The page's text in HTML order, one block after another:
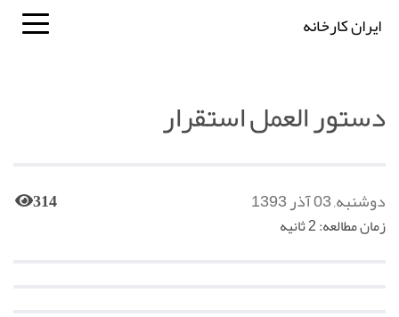
ایران کارخانه
دستور العمل استقرار
دوشنبه, 03 آذر 1393 314
زمان مطالعه: 2 ثانیه